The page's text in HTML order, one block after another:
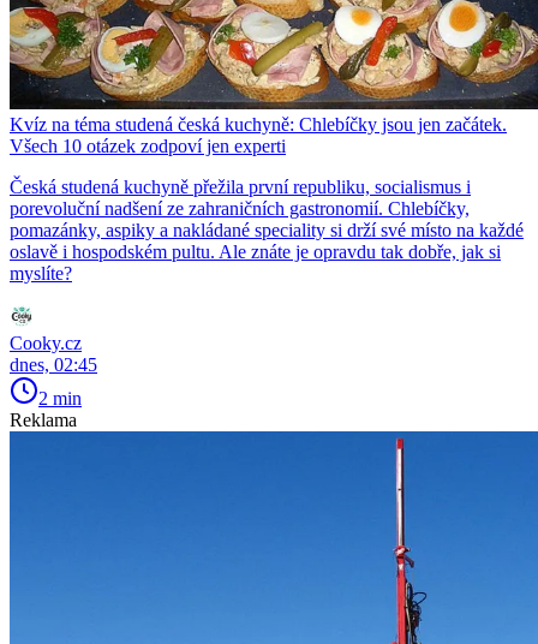
Kvíz na téma studená česká kuchyně: Chlebíčky jsou jen začátek.
Všech 10 otázek zodpoví jen experti
Česká studená kuchyně přežila první republiku, socialismus i
porevoluční nadšení ze zahraničních gastronomií. Chlebíčky,
pomazánky, aspiky a nakládané speciality si drží své místo na každé
oslavě i hospodském pultu. Ale znáte je opravdu tak dobře, jak si
myslíte?
Cooky.cz
dnes, 02:45
2 min
Reklama